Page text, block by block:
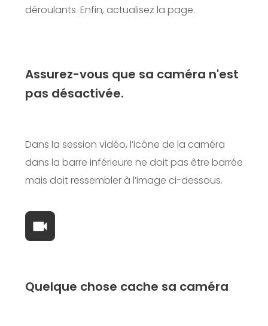
déroulants. Enfin, actualisez la page.
Assurez-vous que sa caméra n'est
pas désactivée.
Dans la session vidéo, l’icône de la caméra
dans la barre inférieure ne doit pas être barrée
mais doit ressembler à l’image ci-dessous.
Quelque chose cache sa caméra